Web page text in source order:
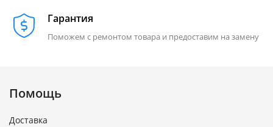
Гарантия
Поможем с ремонтом товара и предоставим на замену
Помощь
Доставка